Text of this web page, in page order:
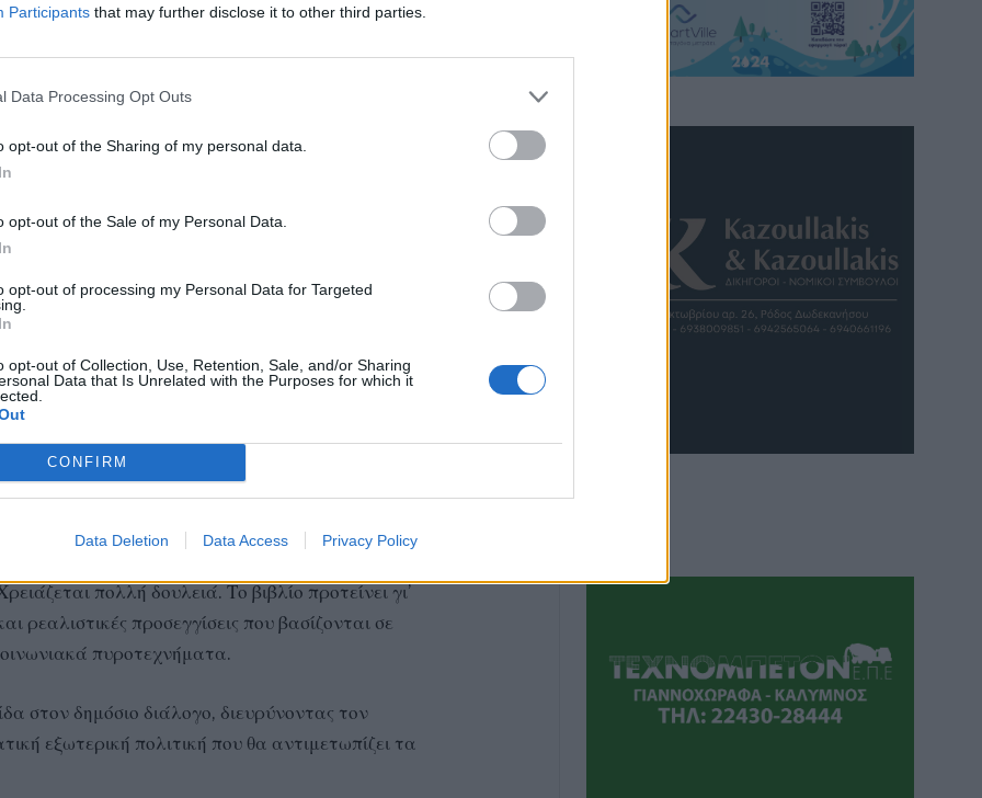
Participants that may further disclose it to other third parties.
Data Processing Opt Outs
opt-out of the Sharing of my personal data.
opt-out of the Sale of my Personal Data.
opt-out of processing my Personal Data for Targeted
opt-out of Collection, Use, Retention, Sale, and/or Sharing
Data that Is Unrelated with the Purposes for which it
CONFIRM
Data Deletion Data Access Privacy Policy
βιβλίο! Ένα μεγάλο ευχαριστώ!
στρατηγική απέναντι στην Τουρκία» ήταν μια
μου.
Η κεντρική αίθουσα αλλά και η
σας και η στήριξή σας με συγκίνησαν!
θέτοντας ερωτήματα και καταθέτοντας
προώθηση κρίσιμων ζητημάτων.
απλώς μια ανάλυση, αλλά ένα συνολικό
την αντιμετώπιση της Τουρκίας – του υπ’αρ.1
στην Τουρκία; Απέτρεψε οποιαδήποτε από τις
αυξάνονται συνεχώς;
τα εθνικά μας συμφέροντα; Υπάρχει
δίλημμα «διάλογος ή πόλεμος»;
από τη θέση του παθητικού παρατηρητή στη
πολλή δουλειά. Το βιβλίο προτείνει γι’
ρεαλιστικές προσεγγίσεις που βασίζονται σε
πυροτεχνήματα.
στον δημόσιο διάλογο, διευρύνοντας τον
εξωτερική πολιτική που θα αντιμετωπίζει τα